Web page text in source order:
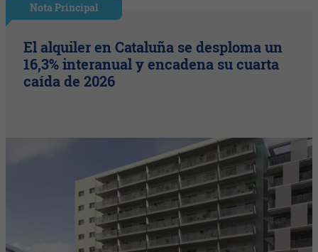
Nota Principal
El alquiler en Cataluña se desploma un
16,3% interanual y encadena su cuarta
caída de 2026